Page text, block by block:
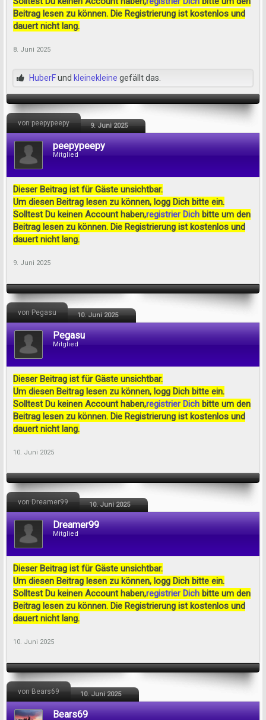
Beitrag lesen zu können. Die Registrierung ist kostenlos und
dauert nicht lang.
8. Juni 2025
HuberFund kleinekleine gefällt das.
von peepypeepy 9. Juni 2025
peepypeepy
Mitglied
Dieser Beitrag ist für Gäste unsichtbar.
Um diesen Beitrag lesen zu können, logg Dich bitte ein.
Solltest Du keinen Account haben,registrier Dich bitte um den
Beitrag lesen zu können. Die Registrierung ist kostenlos und
dauert nicht lang.
9. Juni 2025
von Pegasu 10. Juni 2025
Pegasu
Mitglied
Dieser Beitrag ist für Gäste unsichtbar.
Um diesen Beitrag lesen zu können, logg Dich bitte ein.
Solltest Du keinen Account haben,registrier Dich bitte um den
Beitrag lesen zu können. Die Registrierung ist kostenlos und
dauert nicht lang.
10. Juni 2025
von Dreamer99 10. Juni 2025
Dreamer99
Mitglied
Dieser Beitrag ist für Gäste unsichtbar.
Um diesen Beitrag lesen zu können, logg Dich bitte ein.
Solltest Du keinen Account haben,registrier Dich bitte um den
Beitrag lesen zu können. Die Registrierung ist kostenlos und
dauert nicht lang.
10. Juni 2025
von Bears69 10. Juni 2025
Bears69